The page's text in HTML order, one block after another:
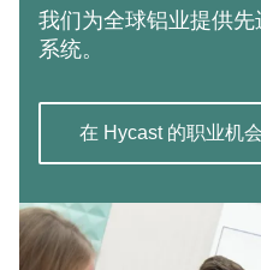
我们为全球铝业提供
系统。
在 Hycast 的职业机会